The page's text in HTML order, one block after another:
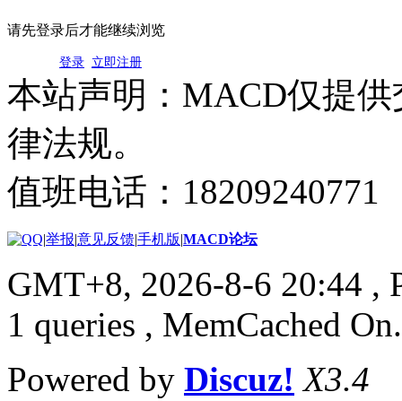
请先登录后才能继续浏览
登录 立即注册
本站声明：MACD仅提
律法规。
值班电话：
|举报|意见反馈|手机版|MACD论坛
GMT+8, 2026-8-6 20:44 ,
1 queries , MemCached On.
Powered by Discuz! X3.4